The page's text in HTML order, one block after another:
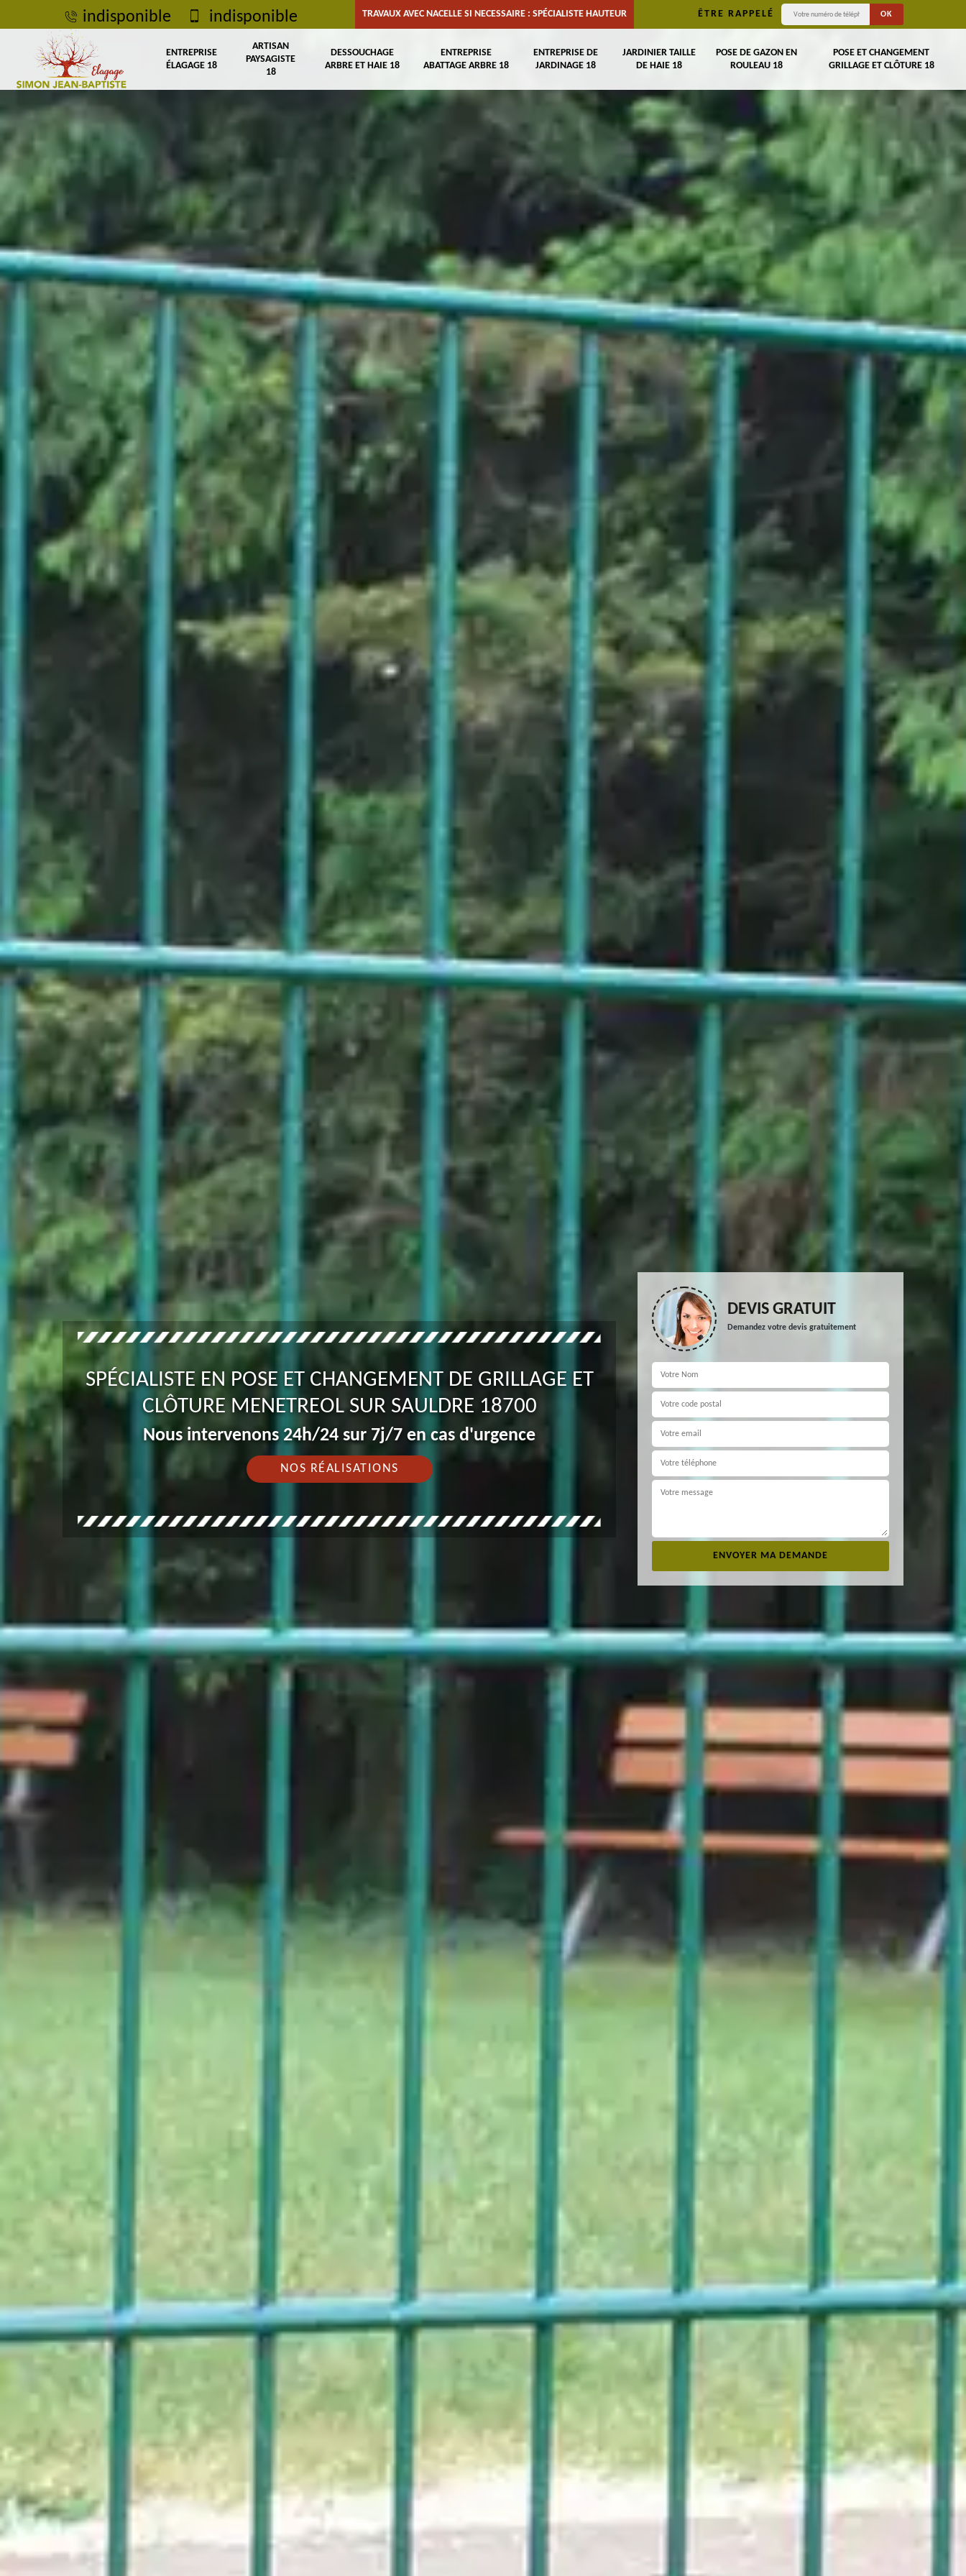
indisponible indisponible TRAVAUX AVEC NACELLE SI NECESSAIRE : SPÉCIALISTE HAUTEUR ÊTRE RAPPELÉ
ENTREPRISE
ÉLAGAGE 18
ARTISAN
PAYSAGISTE
18
DESSOUCHAGE
ARBRE ET HAIE 18
ENTREPRISE
ABATTAGE ARBRE 18
ENTREPRISE DE
JARDINAGE 18
JARDINIER TAILLE
DE HAIE 18
POSE DE GAZON EN
ROULEAU 18
POSE ET CHANGEMENT
GRILLAGE ET CLÔTURE 18
SPÉCIALISTE EN POSE ET CHANGEMENT DE GRILLAGE ET
CLÔTURE MENETREOL SUR SAULDRE 18700
Nous intervenons 24h/24 sur 7j/7 en cas d'urgence
NOS RÉALISATIONS
DEVIS GRATUIT
Demandez votre devis gratuitement